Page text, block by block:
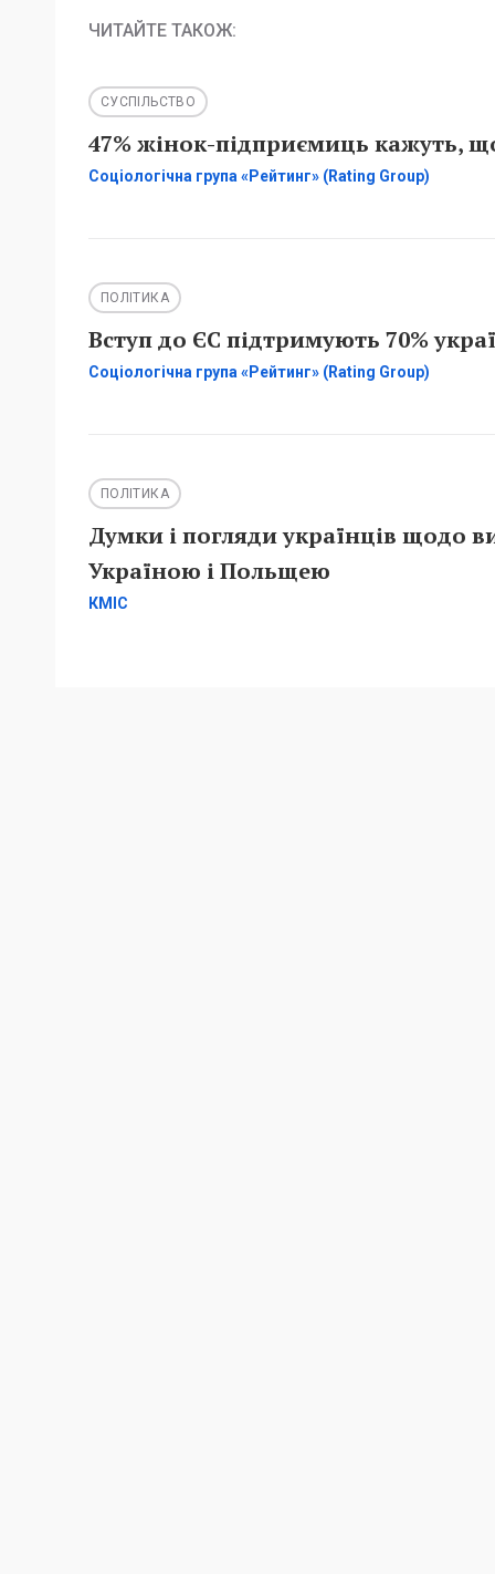
ЧИТАЙТЕ ТАКОЖ:
СУСПІЛЬСТВО
47% жінок-підприємиць кажуть,
Соціологічна група «Рейтинг» (Rating Group)
ПОЛІТИКА
Вступ до ЄС підтримують 70%
Соціологічна група «Рейтинг» (Rating Group)
ПОЛІТИКА
Думки і погляди українців щодо
Україною і Польщею
КМІС